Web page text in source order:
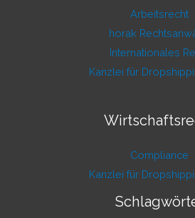
Arbeitsrecht
horak
Internationales
Kanzlei für
Compliance
Kanzlei für